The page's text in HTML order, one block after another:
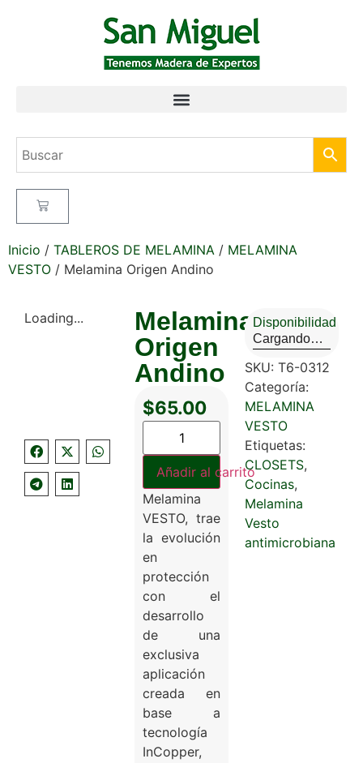
Inicio / TABLEROS DE MELAMINA / MELAMINA
VESTO / Melamina Origen Andino
Loading...
Melamina
Origen
Andino
$65.00
Añadir al carrito
Melamina
VESTO, trae
la evolución
en
protección
con el
desarrollo
de una
exclusiva
aplicación
creada en
base a
tecnología
InCopper,
Disponibilidad
Cargando…
SKU: T6-0312
Categoría:
MELAMINA
VESTO
Etiquetas:
CLOSETS,
Cocinas,
Melamina
Vesto
antimicrobiana